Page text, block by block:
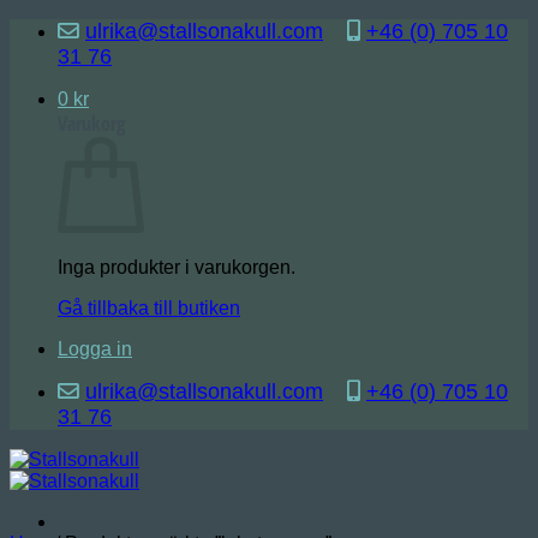
Skip
content
ulrika@stallsonakull.com
+46 (0) 705 10
31 76
0 kr
Inga produkter i varukorgen.
Gå tillbaka till butiken
Logga in
ulrika@stallsonakull.com
+46 (0) 705 10
31 76